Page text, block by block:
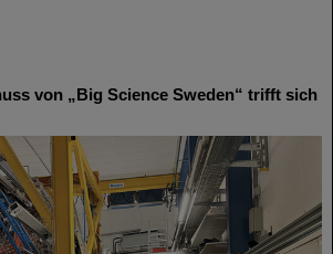
von „Big Science Sweden“ trifft sich